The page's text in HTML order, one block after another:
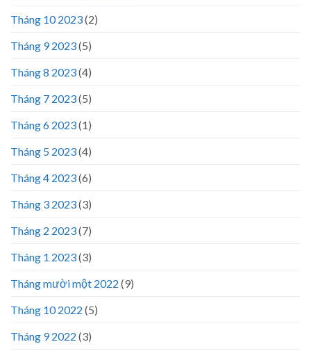
Tháng 10 2023(2)
Tháng 9 2023(5)
Tháng 8 2023(4)
Tháng 7 2023(5)
Tháng 6 2023(1)
Tháng 5 2023(4)
Tháng 4 2023(6)
Tháng 3 2023(3)
Tháng 2 2023(7)
Tháng 1 2023(3)
Tháng mười một 2022 (9)
Tháng 10 2022 (5)
Tháng 9 2022 (3)